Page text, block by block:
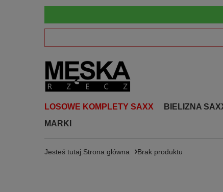
LOSOWE KOMPLETY SAXX BIELIZNA
MARKI
Jesteś tutaj:Strona główna Brak produktu